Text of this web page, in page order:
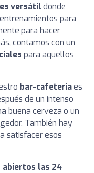
versátil donde
para
para hacer
contamos con un
para aquellos
bar-cafeteríaes
de un intenso
buena cerveza o un
También hay
satisfacer esos
abiertos las 24